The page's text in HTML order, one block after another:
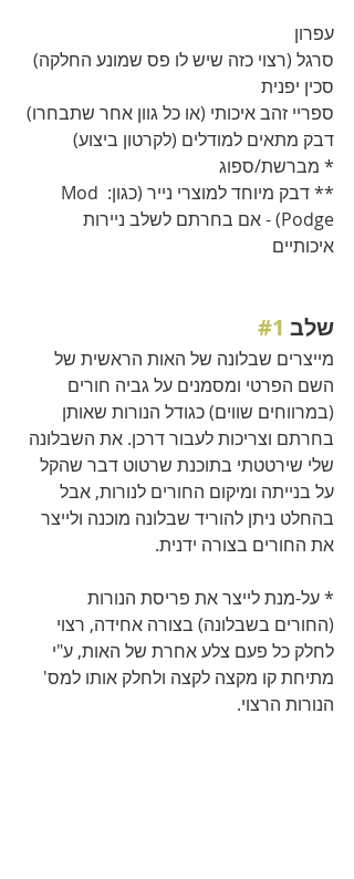
עפרון
סרגל (רצוי כזה שיש לו פס שמונע החלקה)
סכין יפנית
ספריי זהב איכותי (או כל גוון אחר שתבחרו)
דבק מתאים למודלים (לקרטון ביצוע)
* מברשת/ספוג
** דבק מיוחד למוצרי נייר (כגון: Mod
Podge) - אם בחרתם לשלב ניירות
איכותיים
שלב #1
מייצרים שבלונה של האות הראשית של
השם הפרטי ומסמנים על גביה חורים
(במרווחים שווים) כגודל הנורות שאותן
בחרתם וצריכות לעבור דרכן. את השבלונה
שלי שירטטתי בתוכנת שרטוט דבר שהקל
על בנייתה ומיקום החורים לנורות, אבל
בהחלט ניתן להוריד שבלונה מוכנה ולייצר
את החורים בצורה ידנית.
* על-מנת לייצר את פריסת הנורות
(החורים בשבלונה) בצורה אחידה, רצוי
לחלק כל פעם צלע אחרת של האות, ע"י
מתיחת קו מקצה לקצה ולחלק אותו למס'
הנורות הרצוי.